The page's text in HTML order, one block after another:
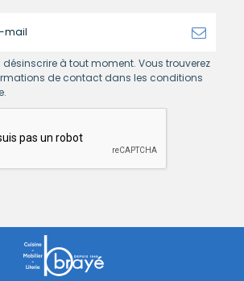
à tout moment. Vous trouverez
de contact dans les conditions